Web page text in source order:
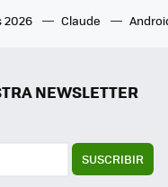
2026 Claude
NEWSLETTER
SUSCRIBIR